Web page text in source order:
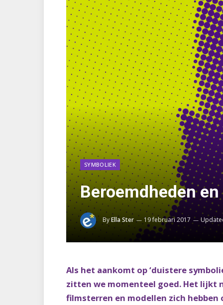
SYMBOLIEK
Beroemdheden
ByElla Ster 19 februari 2017
Als het aankomt op ‘duistere
zitten we momenteel goed. Het lijkt
filmsterren en modellen zich hebben